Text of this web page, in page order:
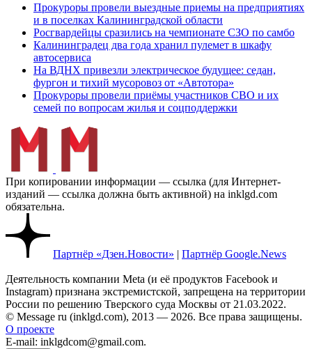
Прокуроры провели выездные приемы на предприятиях
и в поселках Калининградской области
Росгвардейцы сразились на чемпионате СЗО по самбо
Калининградец два года хранил пулемет в шкафу
автосервиса
На ВДНХ привезли электрическое будущее: седан,
фургон и тихий мусоровоз от «Автотора»
Прокуроры провели приёмы участников СВО и их
семей по вопросам жилья и соцподдержки
При копировании информации — ссылка (для Интернет-
изданий — ссылка должна быть активной) на inklgd.com
обязательна.
Партнёр «Дзен.Новости» | Партнёр Google.News
Деятельность компании Meta (и её продуктов Facebook и
Instagram) признана экстремистской, запрещена на территории
России по решению Тверского суда Москвы от 21.03.2022.
© Message ru (inklgd.com), 2013 — 2026. Все права защищены.
О проекте
E-mail: inklgdcom@gmail.com.